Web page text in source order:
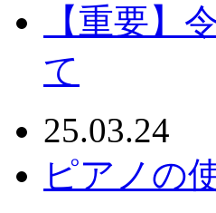
【重要】
て
25.03.24
ピアノの